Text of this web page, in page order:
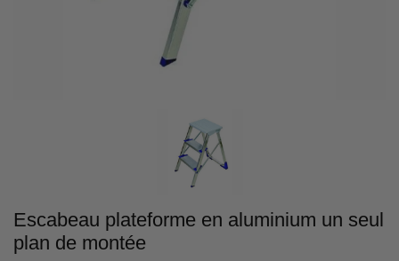
Escabeau plateforme en aluminium un seul
plan de montée